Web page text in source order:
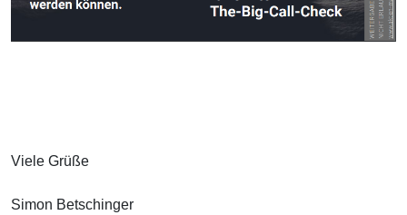
Viele Grüße
Simon Betschinger